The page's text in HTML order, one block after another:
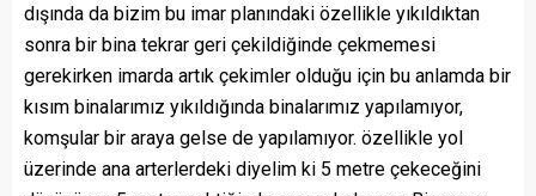
dışında da bizim bu imar planındaki özellikle yıkıldıktan
sonra bir bina tekrar geri çekildiğinde çekmemesi
gerekirken imarda artık çekimler olduğu için bu anlamda bir
kısım binalarımız yıkıldığında binalarımız yapılamıyor,
komşular bir araya gelse de yapılamıyor. özellikle yol
üzerinde ana arterlerdeki diyelim ki 5 metre çekeceğini